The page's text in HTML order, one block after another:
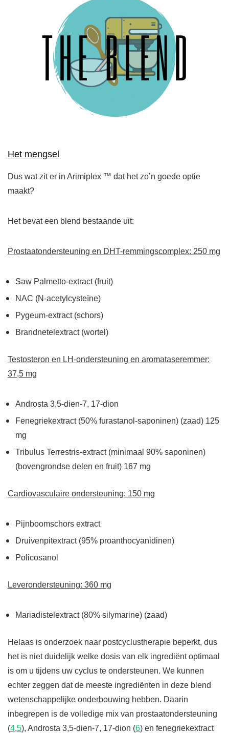
Het mengsel
Dus wat zit er in Arimiplex ™ dat het zo’n goede optie
maakt?
Het bevat een blend bestaande uit:
Prostaatondersteuning en DHT-remmingscomplex: 250 mg
Saw Palmetto-extract (fruit)
NAC (N-acetylcysteïne)
Pygeum-extract (schors)
Brandnetelextract (wortel)
Testosteron en LH-ondersteuning en aromataseremmer:
37,5 mg
Androsta 3,5-dien-7, 17-dion
Fenegriekextract (50% furastanol-saponinen) (zaad) 125
mg
Tribulus Terrestris-extract (minimaal 90% saponinen)
(bovengrondse delen en fruit) 167 mg
Cardiovasculaire ondersteuning: 150 mg
Pijnboomschors extract
Druivenpitextract (95% proanthocyanidinen)
Policosanol
Leverondersteuning: 360 mg
Mariadistelextract (80% silymarine) (zaad)
Helaas is onderzoek naar postcyclustherapie beperkt, dus
het is niet duidelijk welke dosis van elk ingrediënt optimaal
is om u tijdens uw cyclus te ondersteunen. We kunnen
echter zeggen dat de meeste ingrediënten in deze blend
wetenschappelijke onderbouwing hebben. Daarin
inbegrepen is de volledige mix van prostaatondersteuning
(4,5), Androsta 3,5-dien-7, 17-dion (6) en fenegriekextract